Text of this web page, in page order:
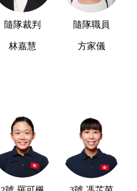
隨隊裁判
林嘉慧
隨隊職員
方家儀